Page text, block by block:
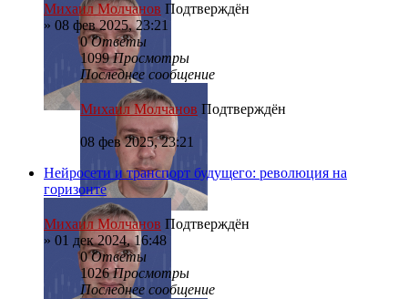
Михаил Молчанов Подтверждён
» 08 фев 2025, 23:21
0Ответы
1099Просмотры
Последнее сообщение
Михаил Молчанов Подтверждён
08 фев 2025, 23:21
Нейросети и транспорт будущего: революция на
горизонте
Михаил Молчанов Подтверждён
» 01 дек 2024, 16:48
0Ответы
1026Просмотры
Последнее сообщение